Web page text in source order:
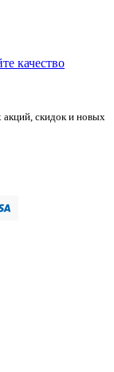
акций, скидок и новых